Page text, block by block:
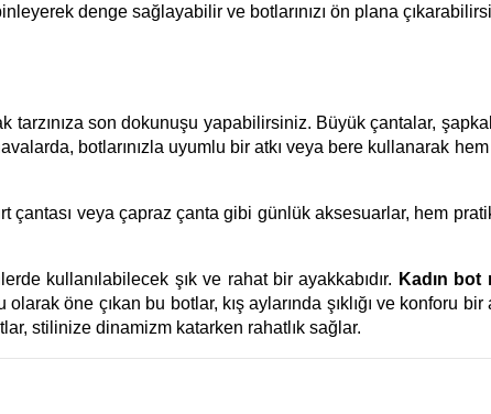
denge sağlayabilir ve botlarınızı ön plana
tarzınıza son dokunuşu yapabilirsiniz. Büyük çantalar,
botlarınızla uyumlu bir atkı veya bere kullanarak
çantası veya çapraz çanta gibi günlük aksesuarlar, hem
kullanılabilecek şık ve rahat bir ayakkabıdır. Kadın bot
öne çıkan bu botlar, kış aylarında şıklığı ve konforu bir
stilinize dinamizm katarken rahatlık sağlar.